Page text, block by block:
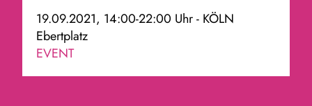
19.09.2021, 14:00-22:00 Uhr - KÖLN
Ebertplatz
EVENT